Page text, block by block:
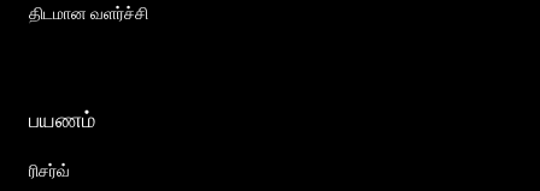
திடமான வளர்ச்சி
பயணம்
ரிசர்வ்